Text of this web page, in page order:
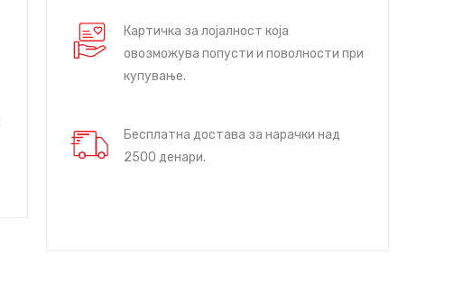
Картичка за лојалност која
овозможува попусти и поволности при
купување.
Бесплатна достава за нарачки над
2500 денари.